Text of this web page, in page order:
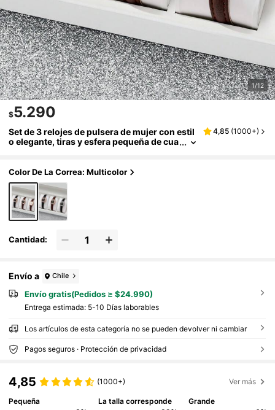
1/12
$5.290
Set de 3 relojes de pulsera de mujer con estil
o elegante, tiras y esfera pequeña de cua
4,85 (1000+)
Color De La Correa: Multicolor
Cantidad:
Envío a Chile
Envío gratis(Pedidos ≥ $24.990)
Entrega estimada: 5-10 Días laborables
Los artículos de esta categoría no se pueden devolver ni cambiar
Pagos seguros · Protección de privacidad
4,85 (1000+) Ver más
Pequeña
La talla corresponde
Grande